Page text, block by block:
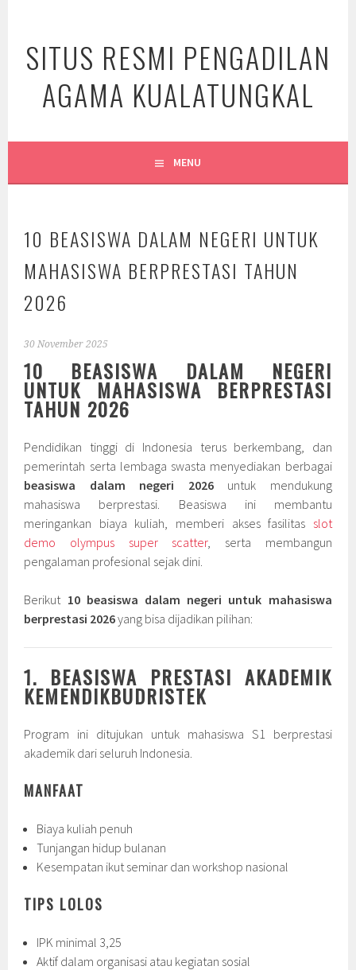
content
SITUS RESMI PENGADILAN
AGAMA KUALATUNGKAL
MENU
10 BEASISWA DALAM NEGERI UNTUK
MAHASISWA BERPRESTASI TAHUN
2026
30 November 2025
10 BEASISWA DALAM NEGERI
UNTUK MAHASISWA BERPRESTASI
TAHUN 2026
Pendidikan tinggi di Indonesia terus berkembang, dan
pemerintah serta lembaga swasta menyediakan berbagai
beasiswa dalam negeri 2026untuk mendukung
mahasiswa berprestasi. Beasiswa ini membantu
meringankan biaya kuliah, memberi akses fasilitas slot
demo olympus super scatter, serta membangun
pengalaman profesional sejak dini.
Berikut 10 beasiswa dalam negeri untuk mahasiswa
berprestasi 2026yang bisa dijadikan pilihan:
1. BEASISWA PRESTASI AKADEMIK
KEMENDIKBUDRISTEK
Program ini ditujukan untuk mahasiswa S1 berprestasi
akademik dari seluruh Indonesia.
MANFAAT
Biaya kuliah penuh
Tunjangan hidup bulanan
Kesempatan ikut seminar dan workshop nasional
TIPS LOLOS
IPK minimal 3,25
Aktif dalam organisasi atau kegiatan sosial